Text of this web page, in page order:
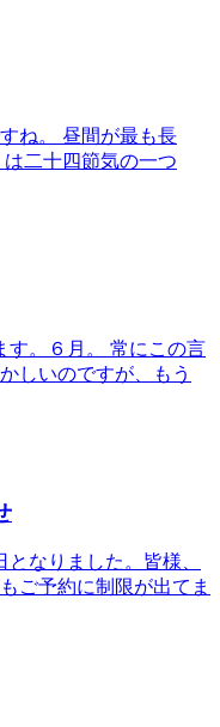
ね。 昼間が最も長
二十四節気の一つ
す。６月。 常にこの言
しいのですが、もう
なりました。皆様、
ご予約に制限が出てま